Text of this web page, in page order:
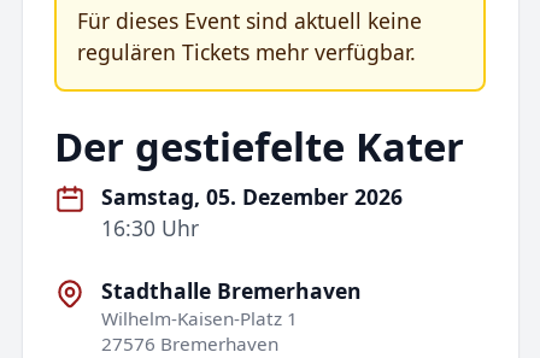
Für dieses Event sind aktuell keine
regulären Tickets mehr verfügbar.
Der gestiefelte Kater
Samstag, 05. Dezember 2026
16:30 Uhr
Stadthalle Bremerhaven
Wilhelm-Kaisen-Platz 1
27576 Bremerhaven